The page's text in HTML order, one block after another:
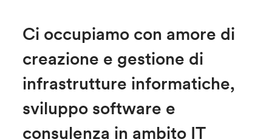
Ci occupiamo con amore di
creazione e gestione di
infrastrutture informatiche,
sviluppo software e
consulenza in ambito IT